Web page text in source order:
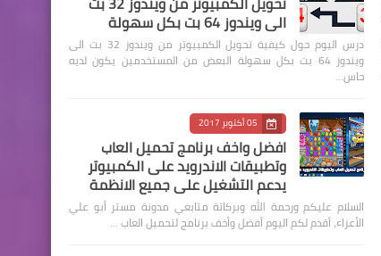
الى ويندوز 64 بت بكل سهولة
درس اليوم حول كيفية تحويل الكمبيوتر من ويندوز 32 بت الى
ويندوز 64 بت بكل سهولة البعض من المستخدمين يكون لديه
حاس…
05 أكتوبر 2017
افضل واخف برنامج تحميل العاب
وتطبيقات الاندرويد على الكمبيوتر
يدعم التشغيل على جميع الانظمة
السلام عليكم ورحمة الله وبركاتة متابعي مدونة مستر أبو علي
الأعزاء، أقدم لكم اليوم أفضل وأخف برنامج لتحميل العاب …